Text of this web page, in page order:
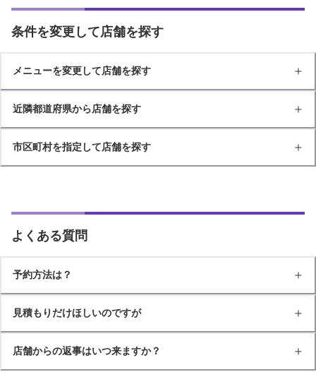
条件を変更して店舗を探す
メニューを変更して店舗を探す
近隣都道府県から店舗を探す
市区町村を指定して店舗を探す
よくある質問
予約方法は？
見積もりだけほしいのですが
店舗からの返事はいつ来ますか？